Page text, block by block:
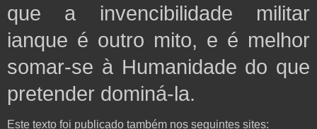
que a invencibilidade militar
ianque é outro mito, e é melhor
somar-se à Humanidade do que
pretender dominá-la.
Este texto foi publicado também nos seguintes sites: